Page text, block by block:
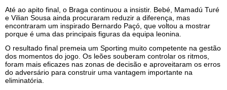
Até ao apito final, o Braga continuou a insistir. Bebé, Mamadú Turé
e Vilian Sousa ainda procuraram reduzir a diferença, mas
encontraram um inspirado Bernardo Paçó, que voltou a mostrar
porque é uma das principais figuras da equipa leonina.
O resultado final premeia um Sporting muito competente na gestão
dos momentos do jogo. Os leões souberam controlar os ritmos,
foram mais eficazes nas zonas de decisão e aproveitaram os erros
do adversário para construir uma vantagem importante na
eliminatória.